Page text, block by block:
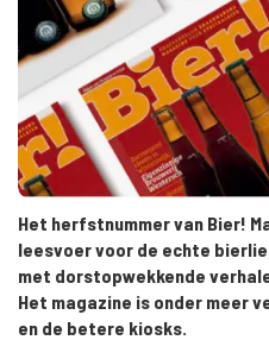
Het herfstnummer van Bier!
leesvoer voor de echte
met dorstopwekkende
Het magazine is onder meer
en de betere kiosks.